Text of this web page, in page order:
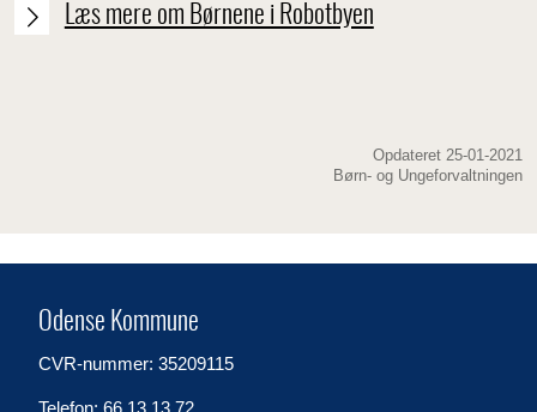
Læs mere om Børnene i Robotbyen
Opdateret 25-01-2021
Børn- og Ungeforvaltningen
Odense Kommune
CVR-nummer: 35209115
Telefon: 66 13 13 72